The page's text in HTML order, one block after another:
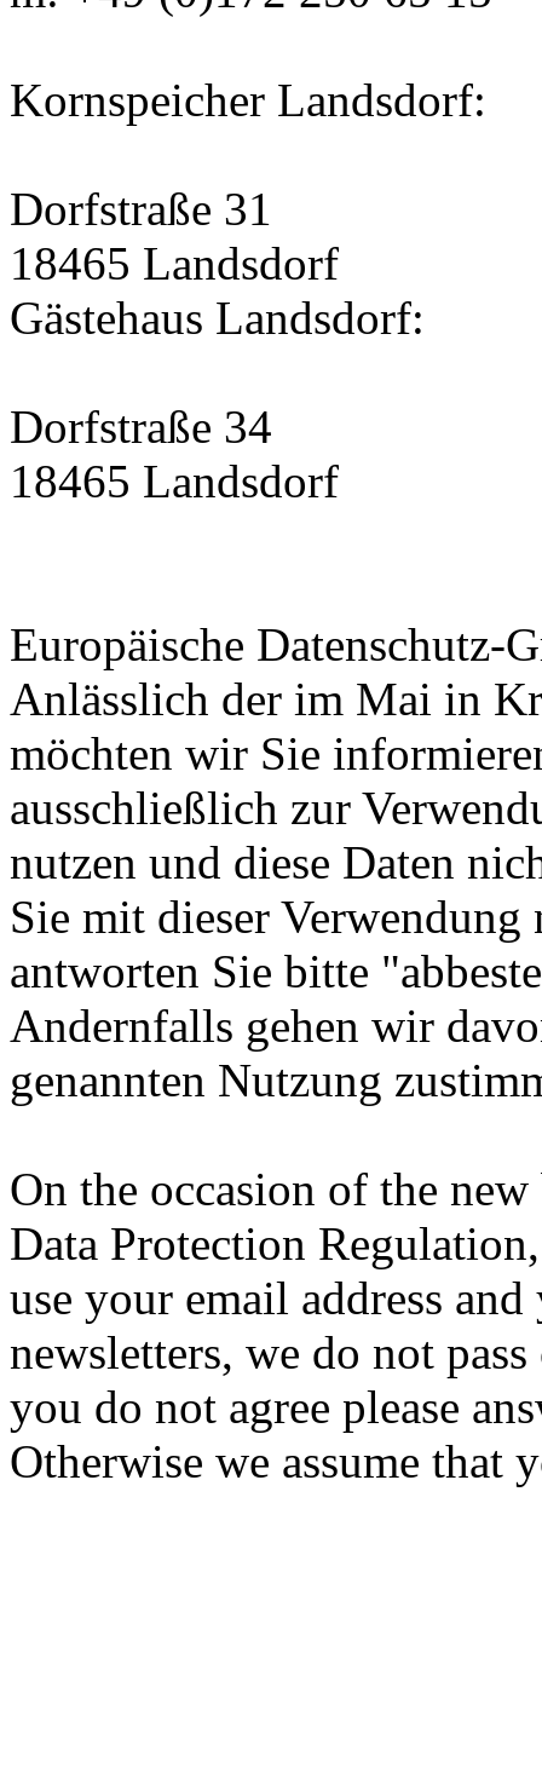
Kornspeicher Landsdorf:
Dorfstraße 31
18465 Landsdorf
Gästehaus Landsdorf:
Dorfstraße 34
18465 Landsdorf
Europäische Datenschutz-
Anlässlich der im Mai in
möchten wir Sie
ausschließlich zur
nutzen und diese Daten
Sie mit dieser
antworten Sie bitte
Andernfalls gehen wir
genannten Nutzung
On the occasion of the
Data Protection
use your email address
newsletters, we do not
you do not agree please
Otherwise we assume that